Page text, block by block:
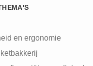
en ergonomie